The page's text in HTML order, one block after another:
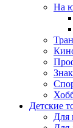
На
Детские
Для